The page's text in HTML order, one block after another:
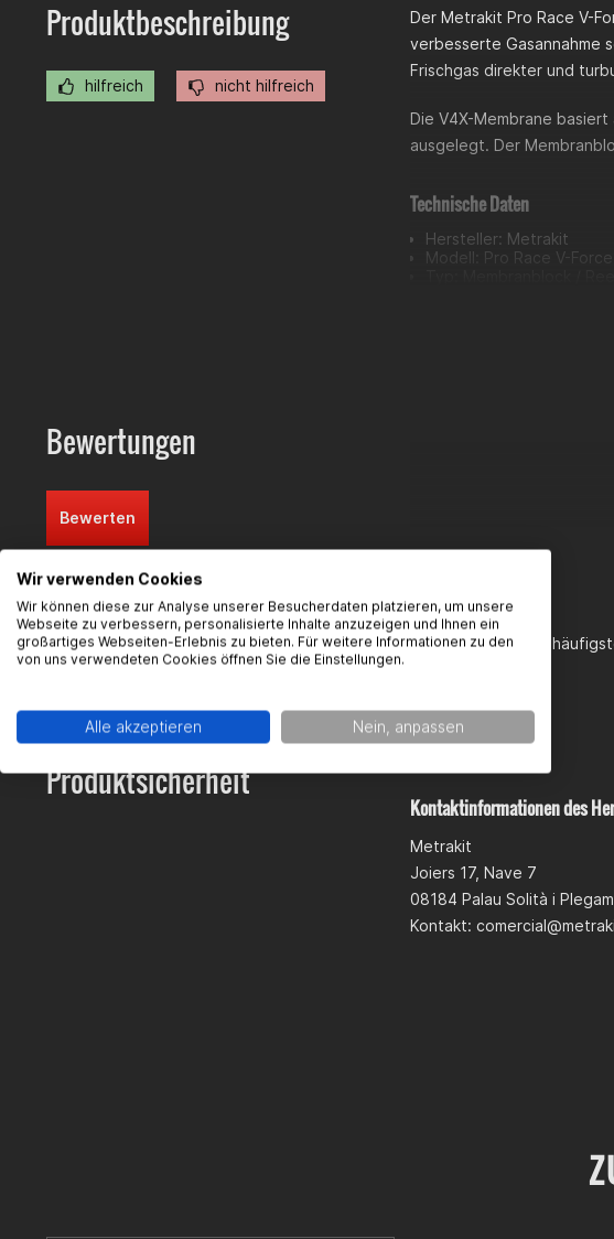
Produktbeschreibung
hilfreich nicht hilfreich
Der Metrakit Pro Race V-
verbesserte Gasannahme
Frischgas direkter und
Die V4X-Membrane
ausgelegt. Der
Technische Daten
Hersteller: Metrakit
Modell: Pro Race V-
Bewertungen
Bewerten
FAQ Hier findest du die
Produktsicherheit
Kontaktinformationen des
Metrakit
Joiers 17, Nave 7
08184 Palau Solità i
Kontakt:
Wir verwenden Cookies
Wir können diese zur Analyse unserer Besucherdaten platzieren, um unsere
Webseite zu verbessern, personalisierte Inhalte anzuzeigen und Ihnen ein
großartiges Webseiten-Erlebnis zu bieten. Für weitere Informationen zu den
von uns verwendeten Cookies öffnen Sie die Einstellungen.
Alle akzeptieren Nein, anpassen